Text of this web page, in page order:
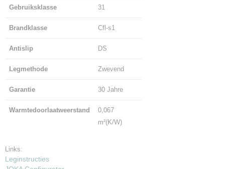
Gebruiksklasse 31
Brandklasse Cfl-s1
Antislip DS
Legmethode Zwevend
Garantie 30 Jahre
Warmtedoorlaatweerstand
0,067
m²(K/W)
Links:
Leginstructies